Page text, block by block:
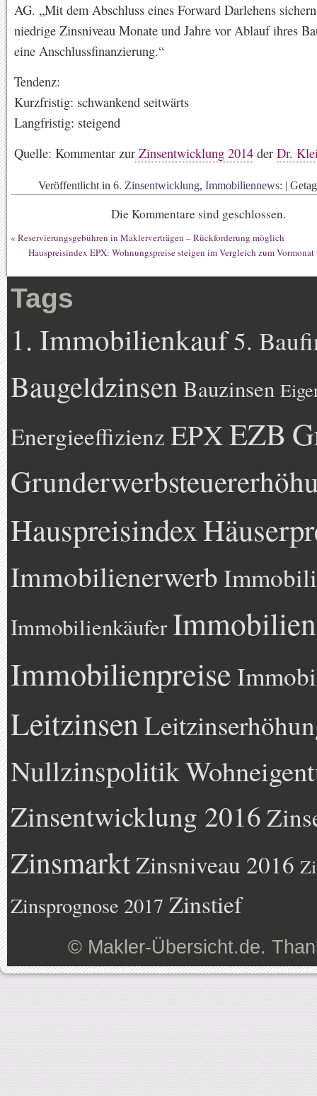
AG. „Mit dem Abschluss eines Forward Darlehens
niedrige Zinsniveau Monate und Jahre vor Ablauf ihres
eine Anschlussfinanzierung.“
Tendenz:
Kurzfristig: schwankend seitwärts
Langfristig: steigend
Quelle: Kommentar zur Zinsentwicklung 2014 der Dr.
Veröffentlicht in 6. Zinsentwicklung, Immobiliennews: |
Die Kommentare sind geschlossen.
« Reservierungsgebühren in Maklerverträgen – Rückforderung möglich
Hauspreisindex EPX: Wohnungspreise steigen im Vergleich zum Vormonat
Tags
1. Immobilienkauf5.
BaugeldzinsenBauzinsen
Energieeffizienz EPXEZB
Hauspreisindex
Immobilienerwerb
Immobilienkäufer
Immobilienpreise
Leitzinsen
Nullzinspolitik
Zinsentwicklung 2016
ZinsmarktZinsniveau 2016
Zinsprognose 2017 Zinstief
© Makler-Übersicht.de.